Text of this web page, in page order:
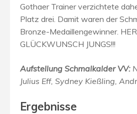
Gothaer Trainer verzichtete
Platz drei. Damit waren der
Bronze-Medaillengewinner.
GLÜCKWUNSCH JUNGS!!!
Aufstellung Schmalkalder VV:
Julius Eff, Sydney Kießling,
Ergebnisse